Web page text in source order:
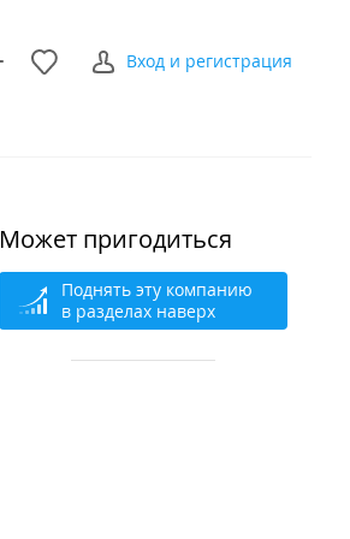
Вход и регистрация
Может пригодиться
Поднять эту компанию
в разделах наверх